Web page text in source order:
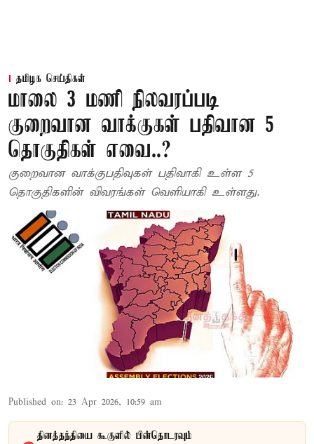
தமிழக செய்திகள்
மாலை 3 மணி நிலவரப்படி
குறைவான வாக்குகள் பதிவான 5
தொகுதிகள் எவை..?
குறைவான வாக்குபதிவுகள் பதிவாகி உள்ள 5
தொகுதிகளின் விவரங்கள் வெளியாகி உள்ளது.
Published on: 23 Apr 2026, 10:59 am
தினத்தந்தியை கூகுளில் பின்தொடரவும்